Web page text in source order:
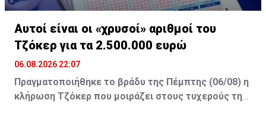
Αυτοί είναι οι «χρυσοί» αριθμοί του
Τζόκερ για τα 2.500.000 ευρώ
06.08.2026 22:07
Πραγματοποιήθηκε το βράδυ της Πέμπτης (06/08) η
κλήρωση Τζόκερ που μοιράζει στους τυχερούς της